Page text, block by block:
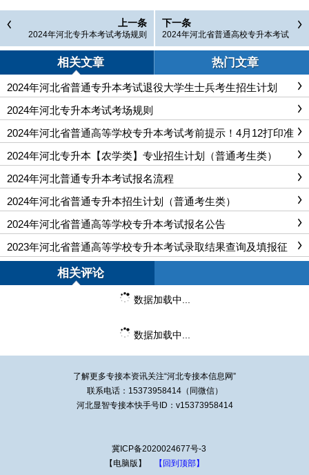
上一条
2024年河北专升本考试考场规则
下一条
2024年河北省普通高校专升本考试
录取结果查询及填报征集志愿公告
相关文章 热门文章
2024年河北省普通专升本考试退役大学生士兵考生招生计划
2024年河北专升本考试考场规则
2024年河北省普通高等学校专升本考试考前提示！4月12打印准
考证
2024年河北专升本【农学类】专业招生计划（普通考生类）
2024年河北普通专升本考试报名流程
2024年河北省普通专升本招生计划（普通考生类）
2024年河北省普通高等学校专升本考试报名公告
2023年河北省普通高等学校专升本考试录取结果查询及填报征
集志愿公告
相关评论
数据加载中...
数据加载中...
了解更多专接本资讯关注“河北专接本信息网”
联系电话：15373958414（同微信）
河北显智专接本快手号ID：v15373958414
冀ICP备2020024677号-3
【电脑版】
【回到顶部】